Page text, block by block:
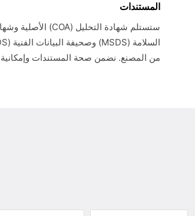
المستندات
من المصنع. نضمن صحة المستندات وإمكانية